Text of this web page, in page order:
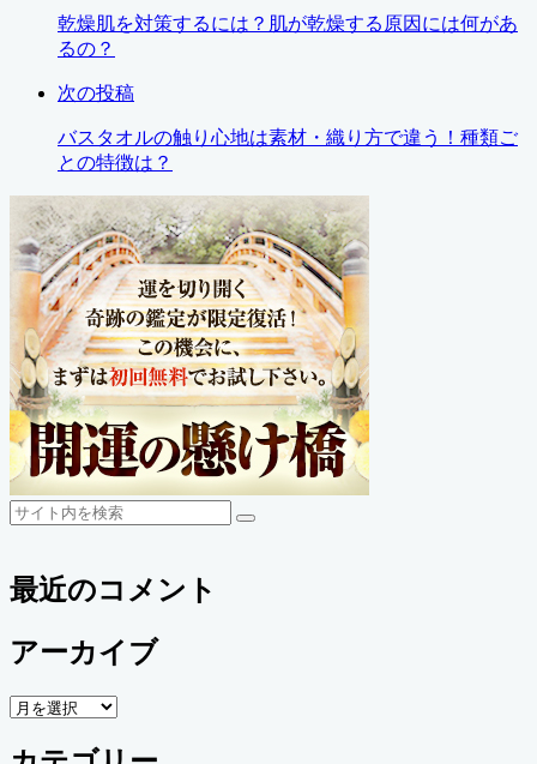
乾燥肌を対策するには？肌が乾燥する原因には何があ
るの？
次の投稿
バスタオルの触り心地は素材・織り方で違う！種類ご
との特徴は？
検
検
最近のコメント
アーカイブ
ア
カ